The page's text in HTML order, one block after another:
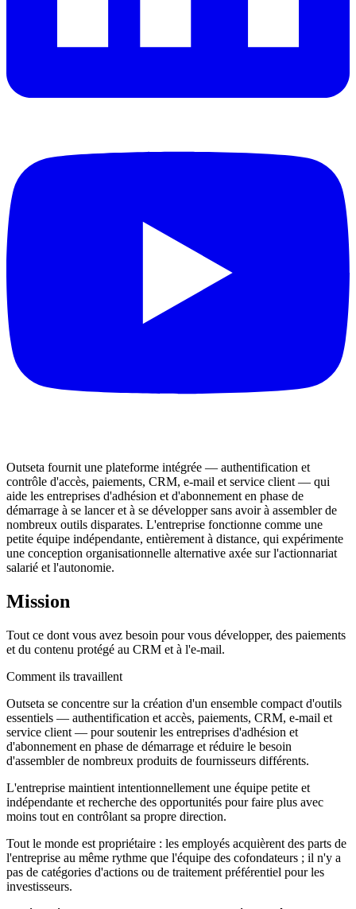
Outseta fournit une plateforme intégrée — authentification et
contrôle d'accès, paiements, CRM, e-mail et service client — qui
aide les entreprises d'adhésion et d'abonnement en phase de
démarrage à se lancer et à se développer sans avoir à assembler de
nombreux outils disparates. L'entreprise fonctionne comme une
petite équipe indépendante, entièrement à distance, qui expérimente
une conception organisationnelle alternative axée sur l'actionnariat
salarié et l'autonomie.
Mission
Tout ce dont vous avez besoin pour vous développer, des paiements
et du contenu protégé au CRM et à l'e-mail.
Comment ils travaillent
Outseta se concentre sur la création d'un ensemble compact d'outils
essentiels — authentification et accès, paiements, CRM, e-mail et
service client — pour soutenir les entreprises d'adhésion et
d'abonnement en phase de démarrage et réduire le besoin
d'assembler de nombreux produits de fournisseurs différents.
L'entreprise maintient intentionnellement une équipe petite et
indépendante et recherche des opportunités pour faire plus avec
moins tout en contrôlant sa propre direction.
Tout le monde est propriétaire : les employés acquièrent des parts de
l'entreprise au même rythme que l'équipe des cofondateurs ; il n'y a
pas de catégories d'actions ou de traitement préférentiel pour les
investisseurs.